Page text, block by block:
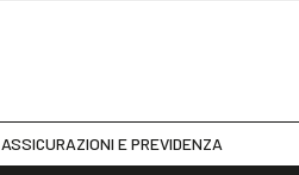
ASSICURAZIONI E PREVIDENZA